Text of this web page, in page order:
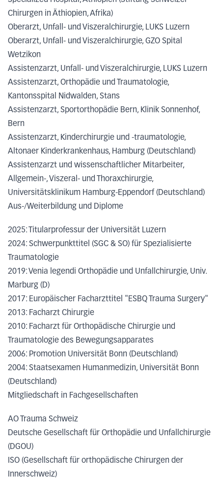
Chirurgen in Äthiopien, Afrika)
Oberarzt, Unfall- und Viszeralchirurgie, LUKS Luzern
Oberarzt, Unfall- und Viszeralchirurgie, GZO Spital
Wetzikon
Assistenzarzt, Unfall- und Viszeralchirurgie, LUKS Luzern
Assistenzarzt, Orthopädie und Traumatologie,
Kantonsspital Nidwalden, Stans
Assistenzarzt, Sportorthopädie Bern, Klinik Sonnenhof,
Bern
Assistenzarzt, Kinderchirurgie und -traumatologie,
Altonaer Kinderkrankenhaus, Hamburg (Deutschland)
Assistenzarzt und wissenschaftlicher Mitarbeiter,
Allgemein-, Viszeral- und Thoraxchirurgie,
Universitätsklinikum Hamburg-Eppendorf (Deutschland)
Aus-/Weiterbildung und Diplome
2025: Titularprofessur der Universität Luzern
2024: Schwerpunkttitel (SGC & SO) für Spezialisierte
Traumatologie
2019: Venia legendi Orthopädie und Unfallchirurgie, Univ.
Marburg (D)
2017: Europäischer Facharzttitel "ESBQ Trauma Surgery"
2013: Facharzt Chirurgie
2010: Facharzt für Orthopädische Chirurgie und
Traumatologie des Bewegungsapparates
2006: Promotion Universität Bonn (Deutschland)
2004: Staatsexamen Humanmedizin, Universität Bonn
(Deutschland)
Mitgliedschaft in Fachgesellschaften
AO Trauma Schweiz
Deutsche Gesellschaft für Orthopädie und Unfallchirurgie
(DGOU)
ISO (Gesellschaft für orthopädische Chirurgen der
Innerschweiz)